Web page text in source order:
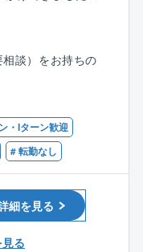
ぬく。”それが、
、経験豊富な先
していただける
ます。
ずつ一人前を目
風土です。
現場で下記の業
談）をお持ちの
の方
・Iターン歓迎
# 転勤なし
細を見る
る